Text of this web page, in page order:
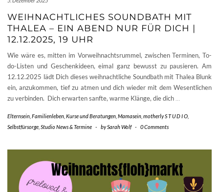
WEIHNACHTLICHES SOUNDBATH MIT
THALEA – EIN ABEND NUR FÜR DICH |
12.12.2025, 19 UHR
Wie wäre es, mitten im Vorweihnachtsrummel, zwischen Terminen, To-
do-Listen und Geschenkideen, eimal ganz bewusst zu pausieren. Am
12.12.2025 lädt Dich dieses weihnachtliche Soundbath mit Thalea Blunk
ein, anzukommen, tief zu atmen und dich wieder mit dem Wesentlichen
zu verbinden. Dich erwarten sanfte, warme Klänge, die dich…
Elternsein Familienleben Kurse und Beratungen Mamasein motherly S T U D I O
Selbstfürsorge Studio News & Termine - bySarah Wolf - 0 Comments